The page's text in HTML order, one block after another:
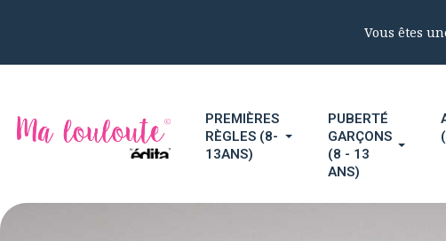
Vous êtes
PREMIÈRES
RÈGLES (8-
13ANS)
PUBERTÉ
GARÇONS
(8 - 13
ANS)